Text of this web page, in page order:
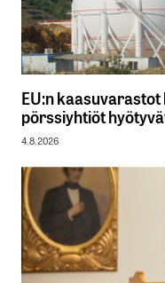
EU:n
pörssiyhtiöt
4.8.2026